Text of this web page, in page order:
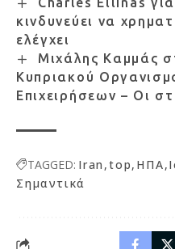
κινδυνεύει να
ελέγχει
Μιχάλης Καμμάς
Κυπριακού
Επιχειρήσεων – Οι
TAGGED: Iran top ΗΠΑ
Σημαντικά